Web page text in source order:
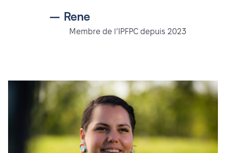
– Rene
Membre de l’IPFPC depuis 2023